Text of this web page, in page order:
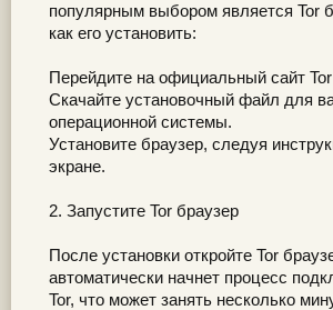
популярным выбором является Tor
как его установить:
Перейдите на oфициальный сайт Tor
Скачайте установочный файл для
операционной системы.
Установите браузер, следуя
экране.
2. Запустите Tor браузер
После установки откройте Tor
автоматически начнет процесс
Tor, что может занять несколько